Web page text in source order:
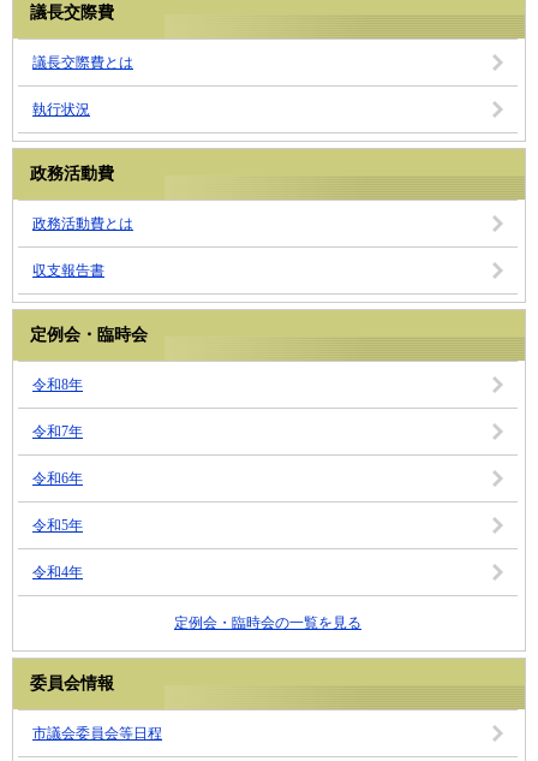
議長交際費
議長交際費とは
執行状況
政務活動費
政務活動費とは
収支報告書
定例会・臨時会
令和8年
令和7年
令和6年
令和5年
令和4年
定例会・臨時会の一覧を見る
委員会情報
市議会委員会等日程